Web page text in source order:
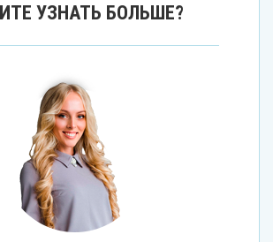
УЗНАТЬ БОЛЬШЕ?